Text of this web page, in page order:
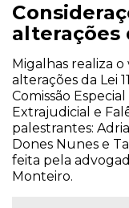
alterações
Migalhas realiza
alterações da Lei
Comissão
Extrajudicial e
palestrantes:
Dones Nunes e
feita pela
Monteiro.